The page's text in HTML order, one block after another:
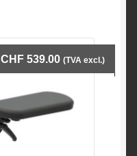
CHF 539.00 (TVA excl.)